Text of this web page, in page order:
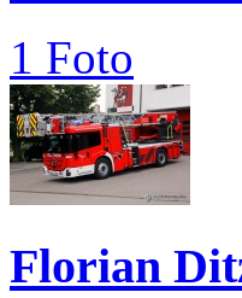
1 Foto
Florian